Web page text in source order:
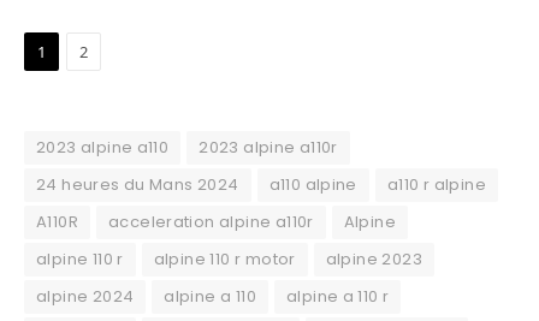
1 2
2023 alpine a110
2023 alpine a110r
24 heures du Mans 2024
a110 alpine
a110 r alpine
A110R
acceleration alpine a110r
Alpine
alpine 110 r
alpine 110 r motor
alpine 2023
alpine 2024
alpine a 110
alpine a 110 r